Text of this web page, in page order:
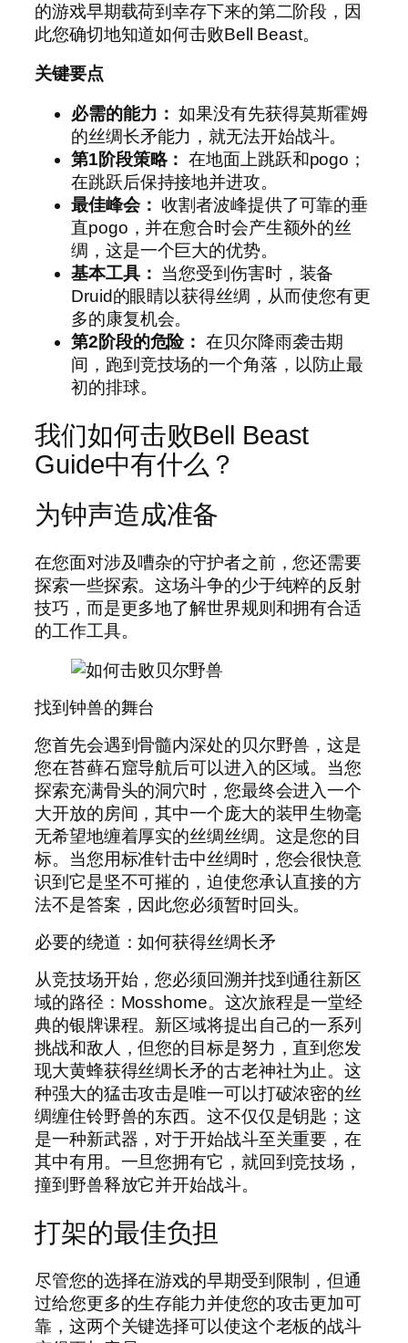
的游戏早期载荷到幸存下来的第二阶段，因
此您确切地知道如何击败Bell Beast。
关键要点
必需的能力： 如果没有先获得莫斯霍姆
的丝绸长矛能力，就无法开始战斗。
第1阶段策略： 在地面上跳跃和pogo；
在跳跃后保持接地并进攻。
最佳峰会： 收割者波峰提供了可靠的垂
直pogo，并在愈合时会产生额外的丝
绸，这是一个巨大的优势。
基本工具： 当您受到伤害时，装备
Druid的眼睛以获得丝绸，从而使您有更
多的康复机会。
第2阶段的危险： 在贝尔降雨袭击期
间，跑到竞技场的一个角落，以防止最
初的排球。
我们如何击败Bell Beast
Guide中有什么？
为钟声造成准备
在您面对涉及嘈杂的守护者之前，您还需要
探索一些探索。这场斗争的少于纯粹的反射
技巧，而是更多地了解世界规则和拥有合适
的工作工具。
找到钟兽的舞台
您首先会遇到骨髓内深处的贝尔野兽，这是
您在苔藓石窟导航后可以进入的区域。当您
探索充满骨头的洞穴时，您最终会进入一个
大开放的房间，其中一个庞大的装甲生物毫
无希望地缠着厚实的丝绸丝绸。这是您的目
标。当您用标准针击中丝绸时，您会很快意
识到它是坚不可摧的，迫使您承认直接的方
法不是答案，因此您必须暂时回头。
必要的绕道：如何获得丝绸长矛
从竞技场开始，您必须回溯并找到通往新区
域的路径：Mosshome。这次旅程是一堂经
典的银牌课程。新区域将提出自己的一系列
挑战和敌人，但您的目标是努力，直到您发
现大黄蜂获得丝绸长矛的古老神社为止。这
种强大的猛击攻击是唯一可以打破浓密的丝
绸缠住铃野兽的东西。这不仅仅是钥匙；这
是一种新武器，对于开始战斗至关重要，在
其中有用。一旦您拥有它，就回到竞技场，
撞到野兽释放它并开始战斗。
打架的最佳负担
尽管您的选择在游戏的早期受到限制，但通
过给您更多的生存能力并使您的攻击更加可
靠，这两个关键选择可以使这个老板的战斗